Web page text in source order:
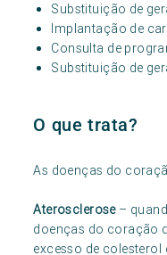
Substituição de
Implantação de
Consulta de
Substituição de
O que trata?
As doenças do
Aterosclerose–
doenças do coração
excesso de colesterol